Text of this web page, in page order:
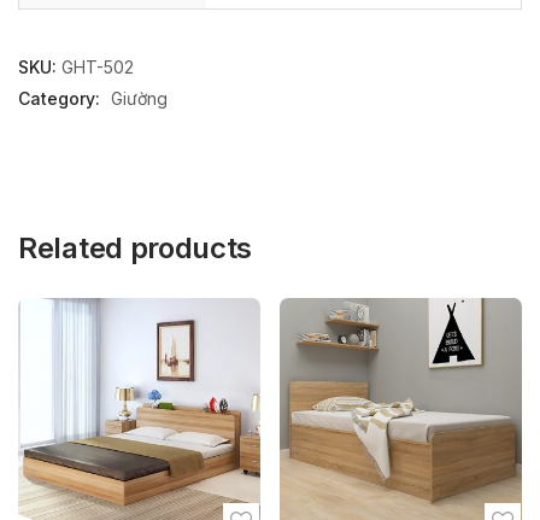
SKU: GHT-502
Category: Giường
Related products